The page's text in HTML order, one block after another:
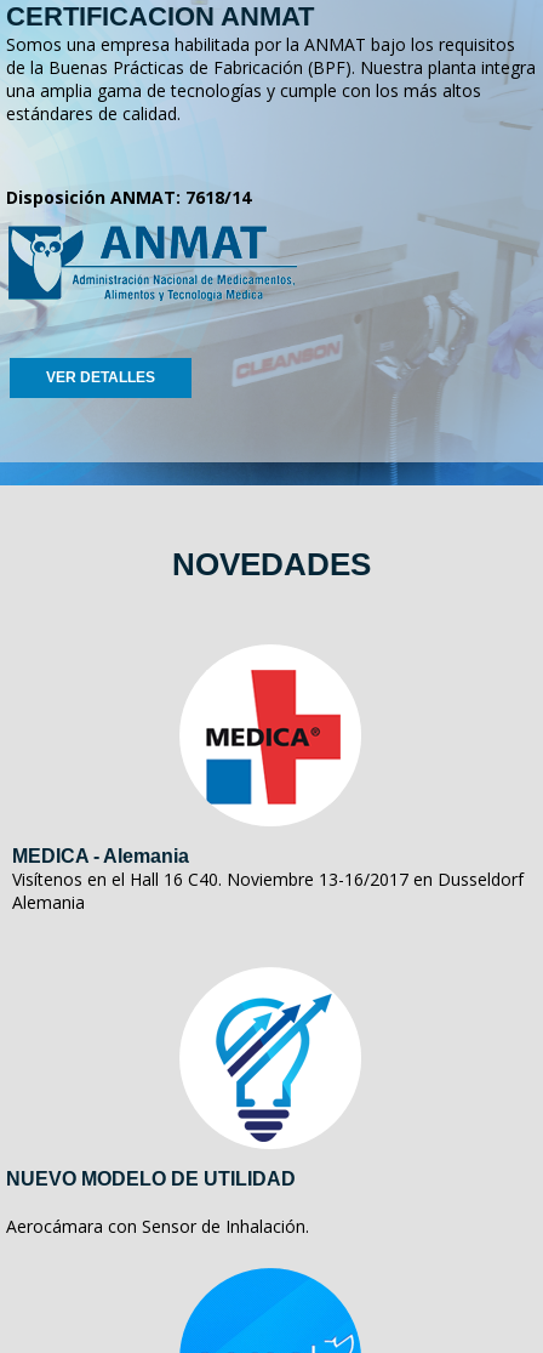
CERTIFICACION ANMAT
Somos una empresa habilitada por la ANMAT bajo los requisitos
de la Buenas Prácticas de Fabricación (BPF). Nuestra planta integra
una amplia gama de tecnologías y cumple con los más altos
estándares de calidad.
Disposición ANMAT: 7618/14
VER DETALLES
NOVEDADES
MEDICA - Alemania
Visítenos en el Hall 16 C40. Noviembre 13-16/2017 en Dusseldorf
Alemania
NUEVO MODELO DE UTILIDAD
Aerocámara con Sensor de Inhalación.